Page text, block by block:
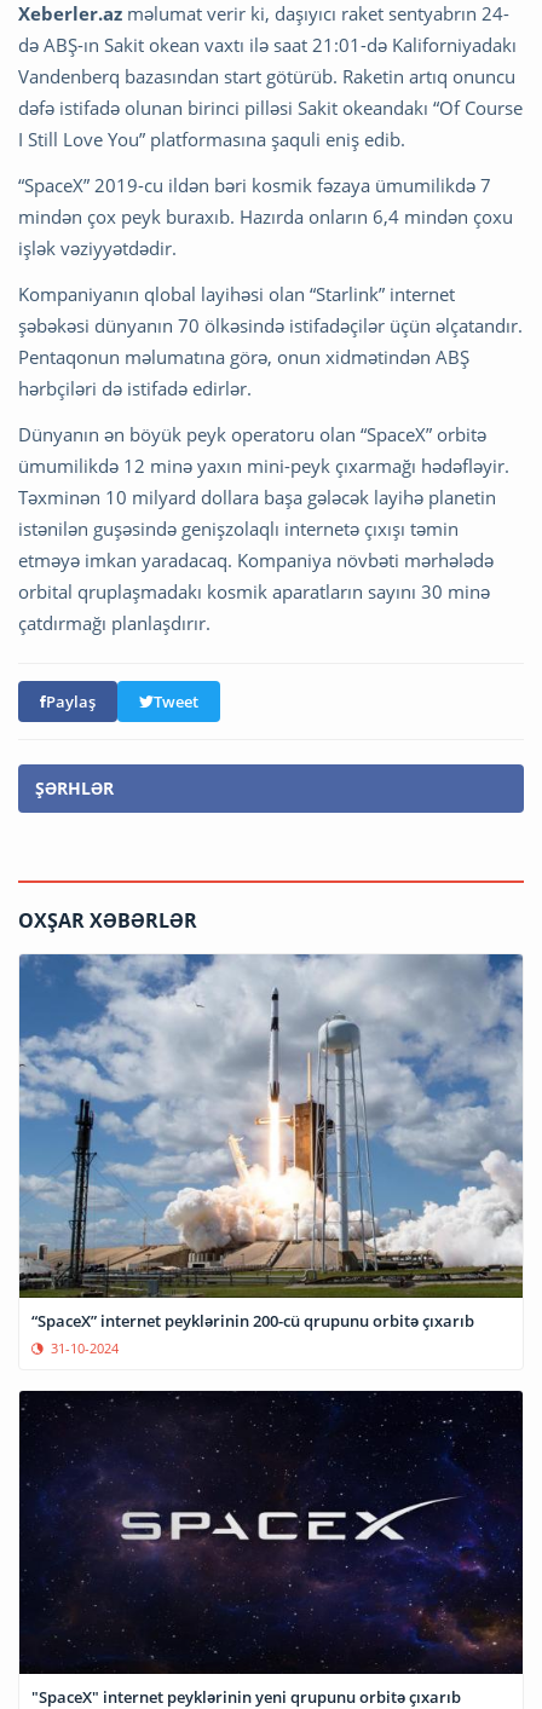
Xeberler.az məlumat verir ki, daşıyıcı raket sentyabrın 24-
də ABŞ-ın Sakit okean vaxtı ilə saat 21:01-də Kaliforniyadakı
Vandenberq bazasından start götürüb. Raketin artıq onuncu
dəfə istifadə olunan birinci pilləsi Sakit okeandakı “Of Course
I Still Love You” platformasına şaquli eniş edib.
“SpaceX” 2019-cu ildən bəri kosmik fəzaya ümumilikdə 7
mindən çox peyk buraxıb. Hazırda onların 6,4 mindən çoxu
işlək vəziyyətdədir.
Kompaniyanın qlobal layihəsi olan “Starlink” internet
şəbəkəsi dünyanın 70 ölkəsində istifadəçilər üçün əlçatandır.
Pentaqonun məlumatına görə, onun xidmətindən ABŞ
hərbçiləri də istifadə edirlər.
Dünyanın ən böyük peyk operatoru olan “SpaceX” orbitə
ümumilikdə 12 minə yaxın mini-peyk çıxarmağı hədəfləyir.
Təxminən 10 milyard dollara başa gələcək layihə planetin
istənilən guşəsində genişzolaqlı internetə çıxışı təmin
etməyə imkan yaradacaq. Kompaniya növbəti mərhələdə
orbital qruplaşmadakı kosmik aparatların sayını 30 minə
çatdırmağı planlaşdırır.
Paylaş Tweet
ŞƏRHLƏR
OXŞAR XƏBƏRLƏR
“SpaceX” internet peyklərinin 200-cü qrupunu orbitə çıxarıb
31-10-2024
"SpaceX" internet peyklərinin yeni qrupunu orbitə çıxarıb